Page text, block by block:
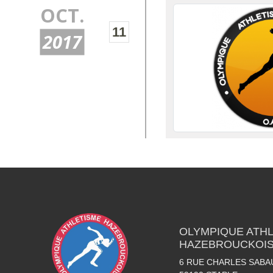
OCT.
2017 11
OLYMPIQUE
6 RUE CHARLES